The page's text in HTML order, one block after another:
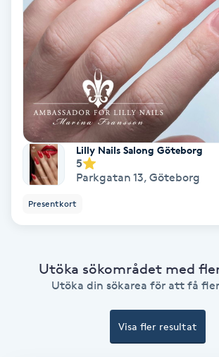
Fransförlängning
Fransförlängning Megavolym
Fransförlängning Volym
Fransk manikyr
Fransrengöring
Frekvensterapi
Friskvård
Lilly Nails Salong Göteborg
5
Parkgatan 13, Göteborg
Presentkort
Utöka sökområdet med
Utöka din sökarea för att få
Visa fler resultat